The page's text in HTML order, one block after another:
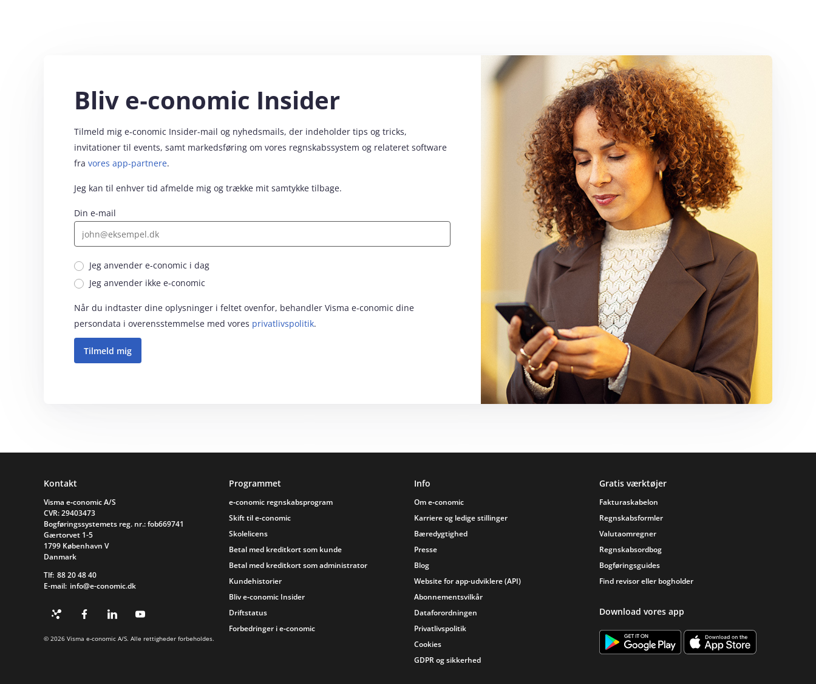
Bliv e‑conomic Insider
Tilmeld mig e‑conomic Insider-mail og nyhedsmails, der indeholder tips og tricks,
invitationer til events, samt markedsføring om vores regnskabssystem og relateret software
fra vores app-partnere.
Jeg kan til enhver tid afmelde mig og trække mit samtykke tilbage.
Din e-mail
Jeg anvender e‑conomic i dag
Jeg anvender ikke e‑conomic
Når du indtaster dine oplysninger i feltet ovenfor, behandler Visma e‑conomic dine
persondata i overensstemmelse med vores privatlivspolitik.
Sidefod
Kontakt
Visma e‑conomic A/S
CVR: 29403473
Bogføringssystemets reg. nr.: fob669741
Gærtorvet 1-5
1799 København V
Danmark
Tlf: 88 20 48 40
E-mail: info@e-conomic.dk
© 2026 Visma e‑conomic A/S. Alle rettigheder forbeholdes.
Programmet
e‑conomic regnskabsprogram
Skift til e‑conomic
Skolelicens
Betal med kreditkort som kunde
Betal med kreditkort som administrator
Kundehistorier
Bliv e‑conomic Insider
Driftstatus
Forbedringer i e‑conomic
Info
Om e‑conomic
Karriere og ledige stillinger
Bæredygtighed
Presse
Blog
Website for app-udviklere (API)
Abonnementsvilkår
Dataforordningen
Privatlivspolitik
Cookies
GDPR og sikkerhed
Gratis værktøjer
Fakturaskabelon
Regnskabsformler
Valutaomregner
Regnskabsordbog
Bogføringsguides
Find revisor eller bogholder
Download vores app